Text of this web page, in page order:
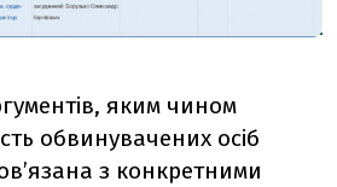
яким чином
обвинувачених осіб
з конкретними